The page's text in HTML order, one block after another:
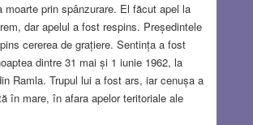
moarte prin spânzurare. El făcut apel la
dar apelul a fost respins. Președintele
cererea de grațiere. Sentința a fost
dintre 31 mai și 1 iunie 1962, la
Ramla. Trupul lui a fost ars, iar cenușa a
în mare, în afara apelor teritoriale ale